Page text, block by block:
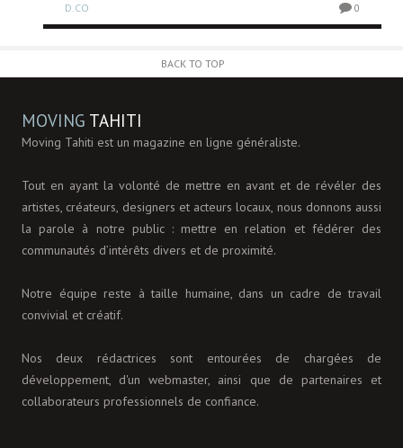
D.CO 0
BACK TO TOP
MOVING TAHITI
Moving Tahiti est un magazine en ligne généraliste.
Tout en ayant la volonté de mettre en avant et de révéler des
artistes, créateurs, designers et acteurs locaux, nous donnons aussi
la parole à notre public : mettre en relation et fédérer des
communautés d’intérêts divers et de proximité.
Notre équipe reste à taille humaine, dans un cadre de travail
convivial et créatif.
Nos deux rédactrices sont entourées de chargées de
développement, d'un webmaster, ainsi que de partenaires et
collaborateurs professionnels de confiance.